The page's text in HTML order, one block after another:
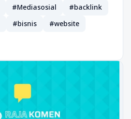
#Mediasosial
#backlink
#bisnis
#website